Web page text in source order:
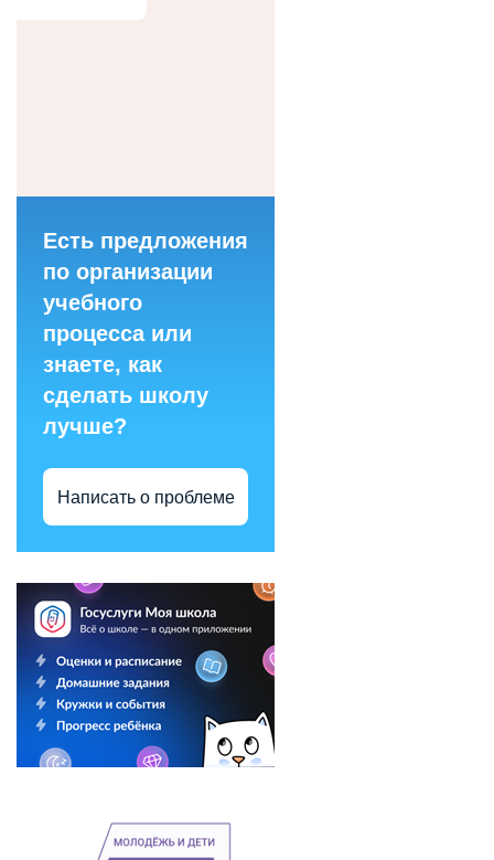
Есть предложения
по организации
учебного
процесса или
знаете, как
сделать школу
лучше?
Написать о проблеме